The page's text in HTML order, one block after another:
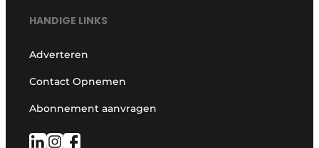
HANDIGE LINKS
Adverteren
Contact Opnemen
Abonnement aanvragen